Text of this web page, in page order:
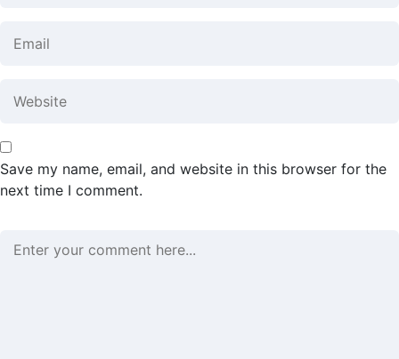
Save my name, email, and website in this browser for the
next time I comment.